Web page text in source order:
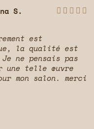
S.     
est
la qualité est
ne pensais pas
une telle œuvre
mon salon. merci